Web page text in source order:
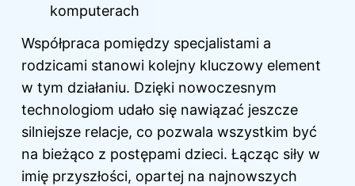
komputerach
Współpraca pomiędzy specjalistami a
rodzicami stanowi kolejny kluczowy element
w tym działaniu. Dzięki nowoczesnym
technologiom udało się nawiązać jeszcze
silniejsze relacje, co pozwala wszystkim być
na bieżąco z postępami dzieci. Łącząc siły w
imię przyszłości, opartej na najnowszych